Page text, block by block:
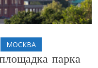
МОСКВА
парка